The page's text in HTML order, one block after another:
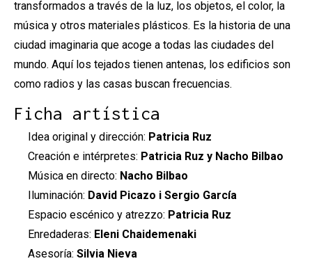
transformados a través de la luz, los objetos, el color, la
música y otros materiales plásticos. Es la historia de una
ciudad imaginaria que acoge a todas las ciudades del
mundo. Aquí los tejados tienen antenas, los edificios son
como radios y las casas buscan frecuencias.
Ficha artística
Idea original y dirección: Patricia Ruz
Creación e intérpretes: Patricia Ruz y Nacho Bilbao
Música en directo: Nacho Bilbao
Iluminación: David Picazo i Sergio García
Espacio escénico y atrezzo: Patricia Ruz
Enredaderas: Eleni Chaidemenaki
Asesoría: Silvia Nieva